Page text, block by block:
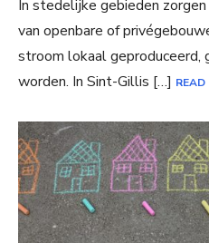
In stedelijke gebieden
van openbare of
stroom lokaal geproduceerd,
worden. In Sint-Gillis […] READ